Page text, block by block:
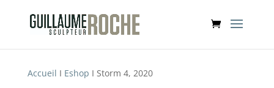
Accueil I Eshop I Storm 4, 2020